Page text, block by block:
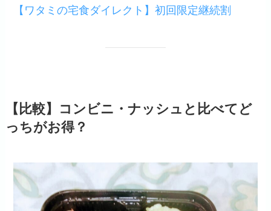
【ワタミの宅食ダイレクト】初回限定継続割
【比較】コンビニ・ナッシュと比べてど
っちがお得？